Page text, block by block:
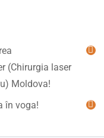
(Chirurgia laser
Moldova!
în voga!